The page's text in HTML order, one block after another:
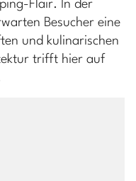
Flair. In der
Besucher eine
und kulinarischen
trifft hier auf